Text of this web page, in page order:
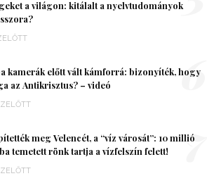
a világon: kitálalt a nyelvtudományok
kamerák előtt vált kámforrá: bizonyíték, hogy
az Antikrisztus? – videó
6
meg Velencét, a “víz városát”: 10 millió
temetett rönk tartja a vízfelszín felett!
7